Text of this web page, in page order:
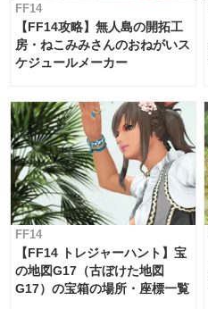
FF14
【FF14攻略】無人島の開拓工
房・ねこみみさんのおねがいス
ケジュールメーカー
FF14
【FF14 トレジャーハント】宝
の地図G17（古ぼけた地図
G17）の宝箱の場所・座標一覧